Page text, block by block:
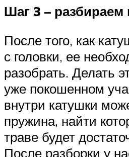
Шаг 3 – разбираем
После того, как
с головки, ее
разобрать. Делать
уже покошенном
внутри катушки
пружина, найти
траве будет
После разборки у